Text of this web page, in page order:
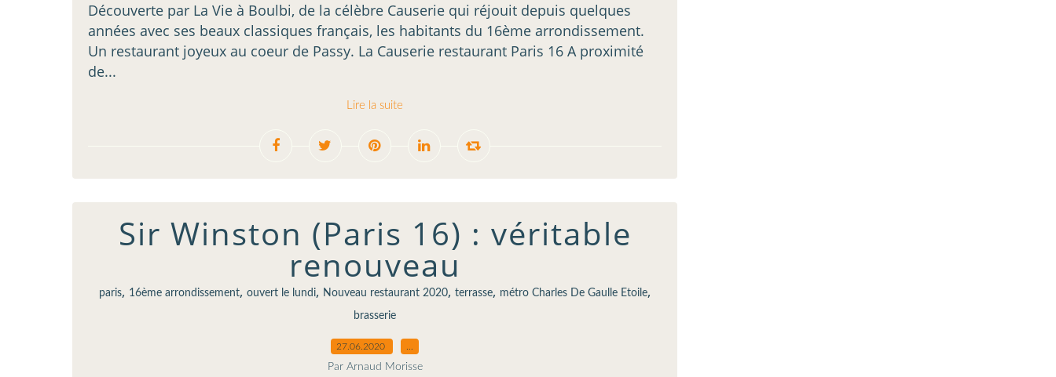
Découverte par La Vie à Boulbi, de la célèbre Causerie qui réjouit depuis quelques
années avec ses beaux classiques français, les habitants du 16ème arrondissement.
Un restaurant joyeux au coeur de Passy. La Causerie restaurant Paris 16 A proximité
de...
Lire la suite
Sir Winston (Paris 16) : véritable
renouveau
paris, 16ème arrondissement, ouvert le lundi, Nouveau restaurant 2020, terrasse, métro Charles De Gaulle Etoile,
brasserie
27.06.2020
Par Arnaud Morisse